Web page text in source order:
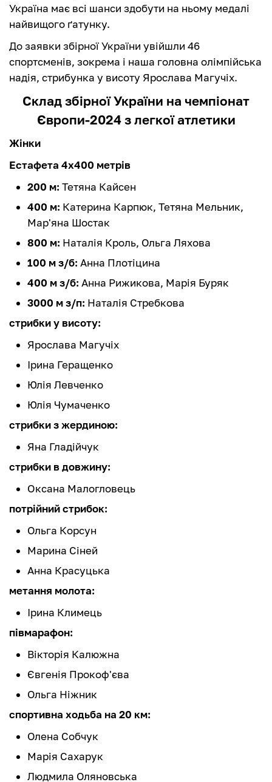
Україна має всі шанси здобути на ньому медалі
найвищого ґатунку.
До заявки збірної України увійшли 46
спортсменів, зокрема і наша головна олімпійська
надія, стрибунка у висоту Ярослава Магучіх.
Склад збірної України на чемпіонат
Європи-2024 з легкої атлетики
Жінки
Естафета 4х400 метрів
200 м: Тетяна Кайсен
400 м: Катерина Карпюк, Тетяна Мельник,
Мар'яна Шостак
800 м: Наталія Кроль, Ольга Ляхова
100 м з/б: Анна Плотіцина
400 м з/б: Анна Рижикова, Марія Буряк
3000 м з/п: Наталія Стребкова
стрибки у висоту:
Ярослава Магучіх
Ірина Геращенко
Юлія Левченко
Юлія Чумаченко
стрибки з жердиною:
Яна Гладійчук
стрибки в довжину:
Оксана Малогловець
потрійний стрибок:
Ольга Корсун
Марина Сіней
Анна Красуцька
метання молота:
Ірина Климець
півмарафон:
Вікторія Калюжна
Євгенія Прокоф'єва
Ольга Ніжник
спортивна ходьба на 20 км:
Олена Собчук
Марія Сахарук
Людмила Оляновська